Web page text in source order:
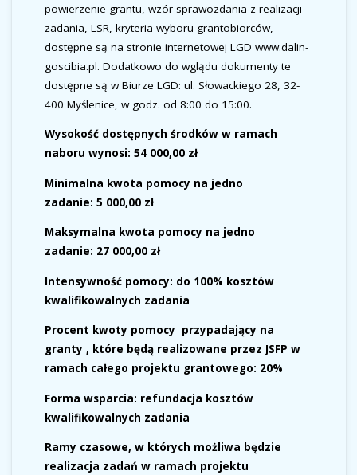
powierzenie grantu, wzór sprawozdania z realizacji
zadania, LSR, kryteria wyboru grantobiorców,
dostępne są na stronie internetowej LGD www.dalin-
goscibia.pl. Dodatkowo do wglądu dokumenty te
dostępne są w Biurze LGD: ul. Słowackiego 28, 32-
400 Myślenice, w godz. od 8:00 do 15:00.
Wysokość dostępnych środkóww ramach
naboru wynosi: 54 000,00 zł
Minimalna kwota pomocy na jedno
zadanie: 5 000,00 zł
Maksymalna kwota pomocy na jedno
zadanie: 27 000,00 zł
Intensywność pomocy: do 100% kosztów
kwalifikowalnych zadania
Procent kwoty pomocy przypadający na
granty , które będą realizowane przez JSFP w
ramach całego projektu grantowego: 20%
Forma wsparcia: refundacja kosztów
kwalifikowalnych zadania
Ramy czasowe, w których możliwa będzie
realizacja zadań w ramach projektu